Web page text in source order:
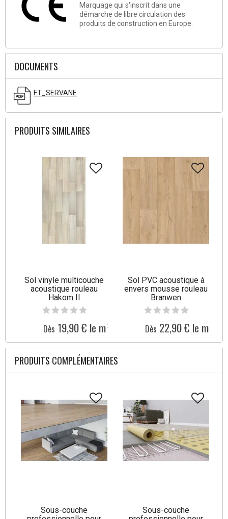
Marquage qui s'inscrit dans une
démarche de libre circulation des
produits de construction en Europe.
DOCUMENTS
FT_SERVANE
PRODUITS SIMILAIRES
Sol vinyle multicouche
acoustique rouleau
Hakom II
Dès 19,90 € le m²
Sol PVC acoustique à
envers mousse rouleau
Branwen
Dès 22,90 € le m²
PRODUITS COMPLÉMENTAIRES
Sous-couche
Sous-couche